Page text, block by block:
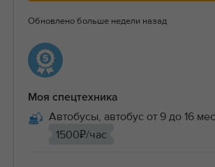
Обновлено больше недели назад
Моя спецтехника
Автобусы, автобус от 9 до 16
1500₽/час